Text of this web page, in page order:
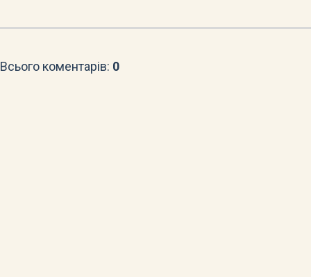
Всього коментарів: 0